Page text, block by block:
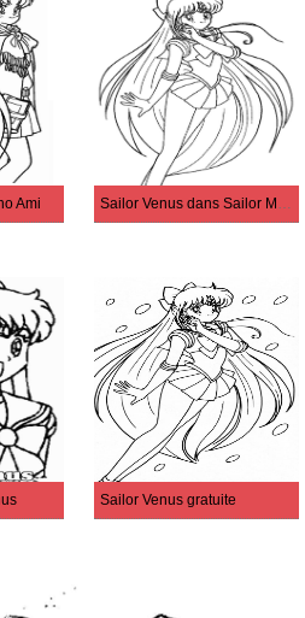
Ami Sailor Venus dans Sailor Moon
Sailor Venus gratuite